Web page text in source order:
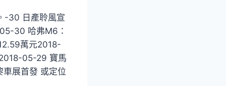
-30 日產聆風宣
30 哈弗M6：
萬元2018-
05-29 寶馬
展首發 或定位